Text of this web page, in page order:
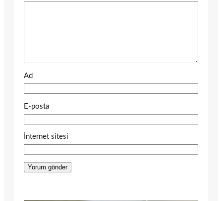
Ad
E-posta
İnternet sitesi